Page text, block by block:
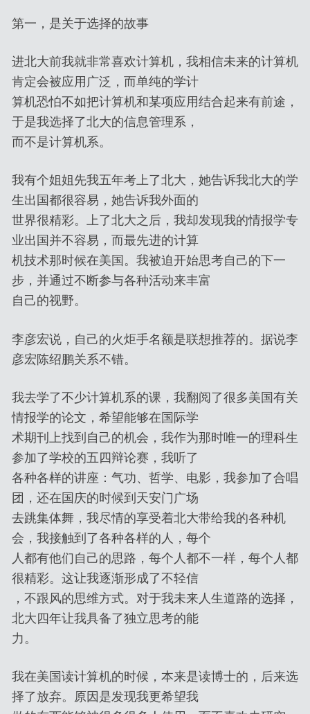
第一，是关于选择的故事
进北大前我就非常喜欢计算机，我相信未来的计算机
肯定会被应用广泛，而单纯的学计
算机恐怕不如把计算机和某项应用结合起来有前途，
于是我选择了北大的信息管理系，
而不是计算机系。
我有个姐姐先我五年考上了北大，她告诉我北大的学
生出国都很容易，她告诉我外面的
世界很精彩。上了北大之后，我却发现我的情报学专
业出国并不容易，而最先进的计算
机技术那时候在美国。我被迫开始思考自己的下一
步，并通过不断参与各种活动来丰富
自己的视野。
李彦宏说，自己的火炬手名额是联想推荐的。据说李
彦宏陈绍鹏关系不错。
我去学了不少计算机系的课，我翻阅了很多美国有关
情报学的论文，希望能够在国际学
术期刊上找到自己的机会，我作为那时唯一的理科生
参加了学校的五四辩论赛，我听了
各种各样的讲座：气功、哲学、电影，我参加了合唱
团，还在国庆的时候到天安门广场
去跳集体舞，我尽情的享受着北大带给我的各种机
会，我接触到了各种各样的人，每个
人都有他们自己的思路，每个人都不一样，每个人都
很精彩。这让我逐渐形成了不轻信
，不跟风的思维方式。对于我未来人生道路的选择，
北大四年让我具备了独立思考的能
力。
我在美国读计算机的时候，本来是读博士的，后来选
择了放弃。原因是发现我更希望我